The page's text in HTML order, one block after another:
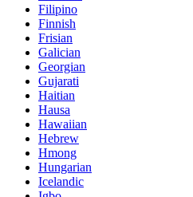
Filipino
Finnish
Frisian
Galician
Georgian
Gujarati
Haitian
Hausa
Hawaiian
Hebrew
Hmong
Hungarian
Icelandic